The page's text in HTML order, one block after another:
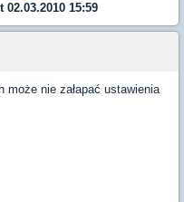
02.03.2010 15:59
nie załapać ustawienia